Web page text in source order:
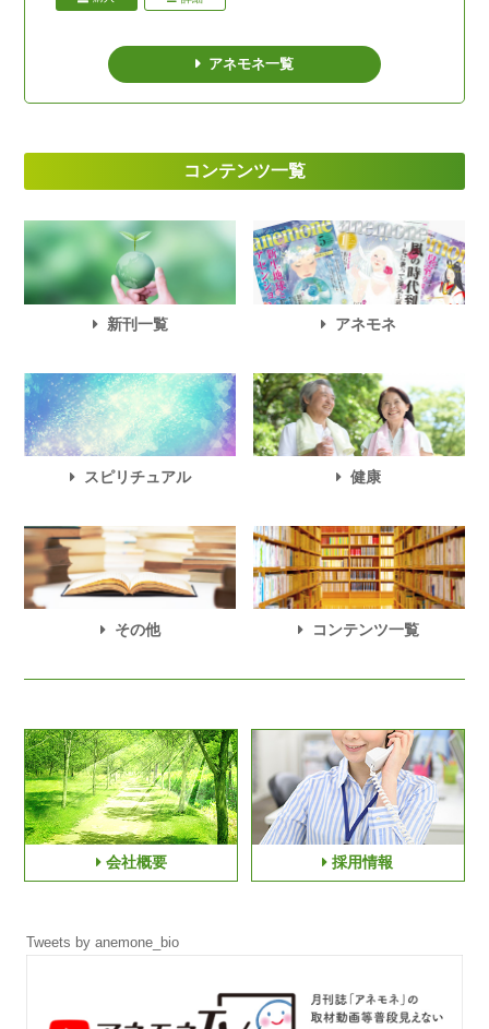
アネモネ一覧
コンテンツ一覧
新刊一覧 アネモネ
スピリチュアル 健康
その他 コンテンツ一覧
会社概要 採用情報
Tweets by anemone_bio